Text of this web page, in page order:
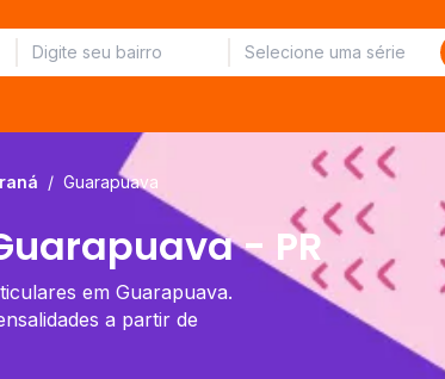
/ Guarapuava
- PR
em Guarapuava.
a partir de